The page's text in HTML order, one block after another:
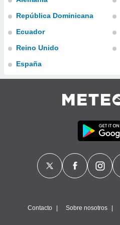
y
nuestra
cookies
República Dominicana
Ecuador
Reino Unido
España
Contacto Sobre nosotros